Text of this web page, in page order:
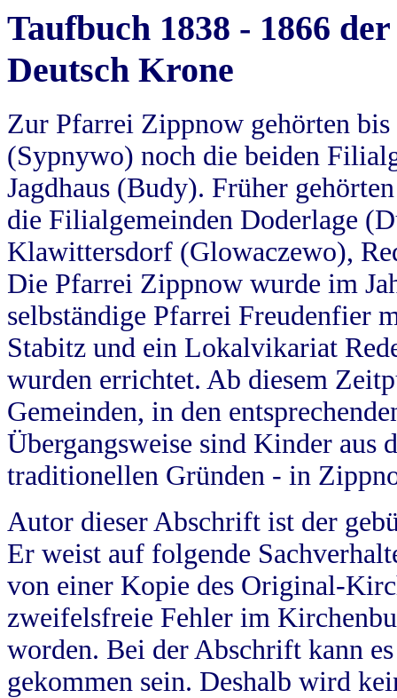
Taufbuch 1838 - 1866
Deutsch Krone
Zur Pfarrei Zippnow gehörten
(Sypnywo) noch die beiden
Jagdhaus (Budy). Früher
die Filialgemeinden Doderlage
Klawittersdorf (Glowaczewo),
Die Pfarrei Zippnow wurde im
selbständige Pfarrei Freudenfier
Stabitz und ein Lokalvikariat
wurden errichtet. Ab diesem
Gemeinden, in den
Übergangsweise sind Kinder aus
traditionellen Gründen - in
Autor dieser Abschrift ist der
Er weist auf folgende
von einer Kopie des Original-
zweifelsfreie Fehler im
worden. Bei der Abschrift kann
gekommen sein. Deshalb wird